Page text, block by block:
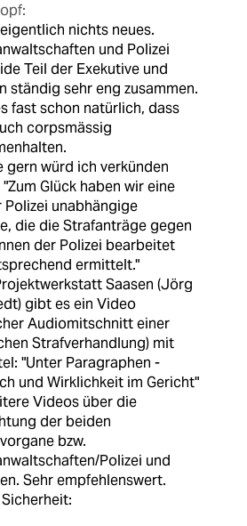
nichts neues.
und Polizei
Teil der Exekutive und
ständig sehr eng zusammen.
fast schon natürlich, dass
corpsmässig
gern würd ich verkünden
Glück haben wir eine
Polizei unabhängige
die die Strafanträge gegen
der Polizei bearbeitet
ermittelt."
Saasen (Jörg
gibt es ein Video
Audiomitschnitt einer
Strafverhandlung) mit
"Unter Paragraphen -
und Wirklichkeit im Gericht"
Videos über die
der beiden
bzw.
Polizei und
Sehr empfehlenswert.